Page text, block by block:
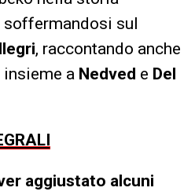
soffermandosi sul
, raccontando anche
a Nedved e Del
aggiustato alcuni